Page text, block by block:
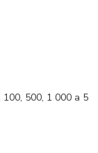
500, 1 000 a 5